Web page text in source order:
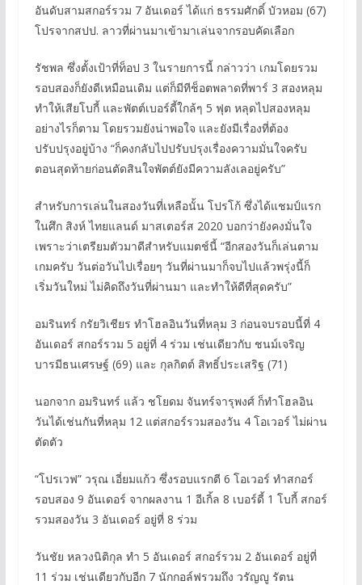
อันดับสามสกอร์รวม 7 อันเดอร์ ได้แก่ ธรรมศักดิ์ บัวหอม (67)
โปรจากสปป. ลาวที่ผ่านมาเข้ามาเล่นจากรอบคัดเลือก
รัชพล ซึ่งตั้งเป้าที่ท็อป 3 ในรายการนี้ กล่าวว่า เกมโดยรวม
รอบสองก็ยังดีเหมือนเดิม แต่ก็มีทีช็อตพลาดที่พาร์ 3 สองหลุม
ทำให้เสียโบกี้ และพัตต์เบอร์ดี้ใกล้ๆ 5 ฟุต หลุดไปสองหลุม
อย่างไรก็ตาม โดยรวมยังน่าพอใจ และยังมีเรื่องที่ต้อง
ปรับปรุงอยู่บ้าง “ก็คงกลับไปปรับปรุงเรื่องความมั่นใจครับ
ตอนสุดท้ายก่อนตัดสินใจพัตต์ยังมีความลังเลอยู่ครับ”
สำหรับการเล่นในสองวันที่เหลือนั้น โปรโก้ ซึ่งได้แชมป์แรก
ในศึก สิงห์ ไทยแลนด์ มาสเตอร์ส 2020 บอกว่ายังคงมั่นใจ
เพราะว่าเตรียมตัวมาดีสำหรับแมตช์นี้ “อีกสองวันก็เล่นตาม
เกมครับ วันต่อวันไปเรื่อยๆ วันที่ผ่านมาก็จบไปแล้วพรุ่งนี้ก็
เริ่มวันใหม่ ไม่คิดถึงวันที่ผ่านมา และทำให้ดีที่สุดครับ”
อมรินทร์ กรัยวิเชียร ทำโฮลอินวันที่หลุม 3 ก่อนจบรอบนี้ที่ 4
อันเดอร์ สกอร์รวม 5 อยู่ที่ 4 ร่วม เช่นเดียวกับ ชนม์เจริญ
บารมีธนเศรษฐ์ (69) และ กุลกิตต์ สิทธิ์ประเสริฐ (71)
นอกจาก อมรินทร์ แล้ว ชโยดม จันทร์จารุพงศ์ ก็ทำโฮลอิน
วันได้เช่นกันที่หลุม 12 แต่สกอร์รวมสองวัน 4 โอเวอร์ ไม่ผ่าน
ตัดตัว
“โปรเวฟ” วรุณ เอี่ยมแก้ว ซึ่งรอบแรกตี 6 โอเวอร์ ทำสกอร์
รอบสอง 9 อันเดอร์ จากผลงาน 1 อีเกิ้ล 8 เบอร์ดี้ 1 โบกี้ สกอร์
รวมสองวัน 3 อันเดอร์ อยู่ที่ 8 ร่วม
วันชัย หลวงนิติกุล ทำ 5 อันเดอร์ สกอร์รวม 2 อันเดอร์ อยู่ที่
11 ร่วม เช่นเดียวกับอีก 7 นักกอล์ฟรวมถึง วรัญญู รัตน